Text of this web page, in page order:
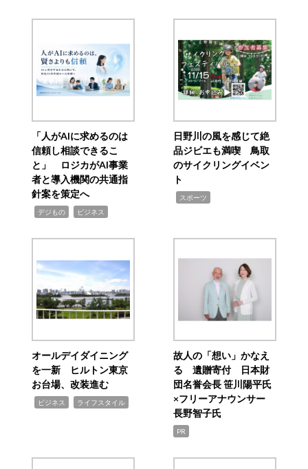
「人がAIに求めるのは
信頼し相談できるこ
と」 ロジカがAI事業
者と導入機関の共通指
針案を策定へ
デジもの ビジネス
日野川の風を感じて絶
品ジビエも満喫 鳥取
のサイクリングイベン
ト
スポーツ
オールデイダイニング
を一新 ヒルトン東京
お台場、改装進む
ビジネス ライフスタイル
故人の「想い」かなえ
る 遺贈寄付 日本財
団名誉会長 笹川陽平氏
×フリーアナウンサー
長野智子氏
PR